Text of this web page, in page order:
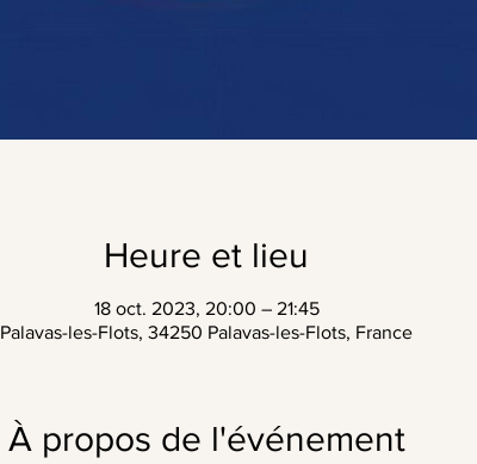
Heure et lieu
18 oct. 2023, 20:00 – 21:45
Palavas-les-Flots, 34250 Palavas-les-Flots, France
À propos de l'événement